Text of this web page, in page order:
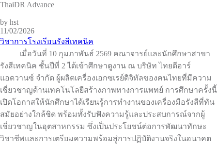
ThaiDR Advance
by hst
11/02/2026
วิชาการโรงเรียนรังสีเทคนิค
เมื่อวันที่ 10 กุมภาพันธ์ 2569 คณาจารย์และนักศึกษาสาขา
รังสีเทคนิค ชั้นปีที่ 2 ได้เข้าศึกษาดูงาน ณ บริษัท ไทยดีอาร์
แอดวานซ์ จำกัด ผู้ผลิตเครื่องเอกซเรย์ดิจิทัลของคนไทยที่มีความ
เชี่ยวชาญด้านเทคโนโลยีสร้างภาพทางการแพทย์ การศึกษาครั้งนี้
เปิดโอกาสให้นักศึกษาได้เรียนรู้การทำงานของเครื่องมือรังสีที่ทัน
สมัยอย่างใกล้ชิด พร้อมทั้งรับฟังความรู้และประสบการณ์จากผู้
เชี่ยวชาญในอุตสาหกรรม ซึ่งเป็นประโยชน์ต่อการพัฒนาทักษะ
วิชาชีพและการเตรียมความพร้อมสู่การปฏิบัติงานจริงในอนาคต